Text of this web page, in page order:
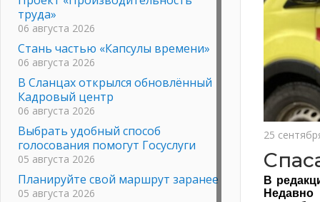
25
В
труда»
06 августа 2026
Стань частью «Капсулы времени»
06 августа 2026
В Сланцах открылся обновлённый
Кадровый центр
06 августа 2026
Выбрать удобный способ
голосования помогут Госуслуги
05 августа 2026
Планируйте свой маршрут заранее
05 августа 2026